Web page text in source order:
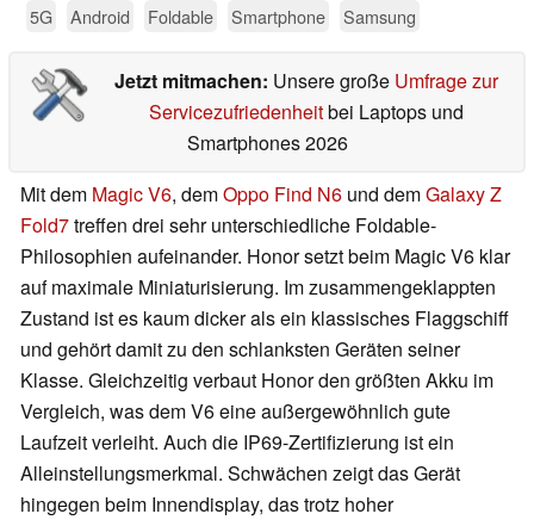
5G Android Foldable Smartphone Samsung
Jetzt mitmachen: Unsere große Umfrage zur
Servicezufriedenheitbei Laptops und
Smartphones 2026
Mit dem Magic V6, demOppo Find N6 und demGalaxy Z
Fold7treffen drei sehr unterschiedliche Foldable-
Philosophien aufeinander. Honor setzt beim Magic V6 klar
auf maximale Miniaturisierung. Im zusammengeklappten
Zustand ist es kaum dicker als ein klassisches Flaggschiff
und gehört damit zu den schlanksten Geräten seiner
Klasse. Gleichzeitig verbaut Honor den größten Akku im
Vergleich, was dem V6 eine außergewöhnlich gute
Laufzeit verleiht. Auch die IP69-Zertifizierung ist ein
Alleinstellungsmerkmal. Schwächen zeigt das Gerät
hingegen beim Innendisplay, das trotz hoher